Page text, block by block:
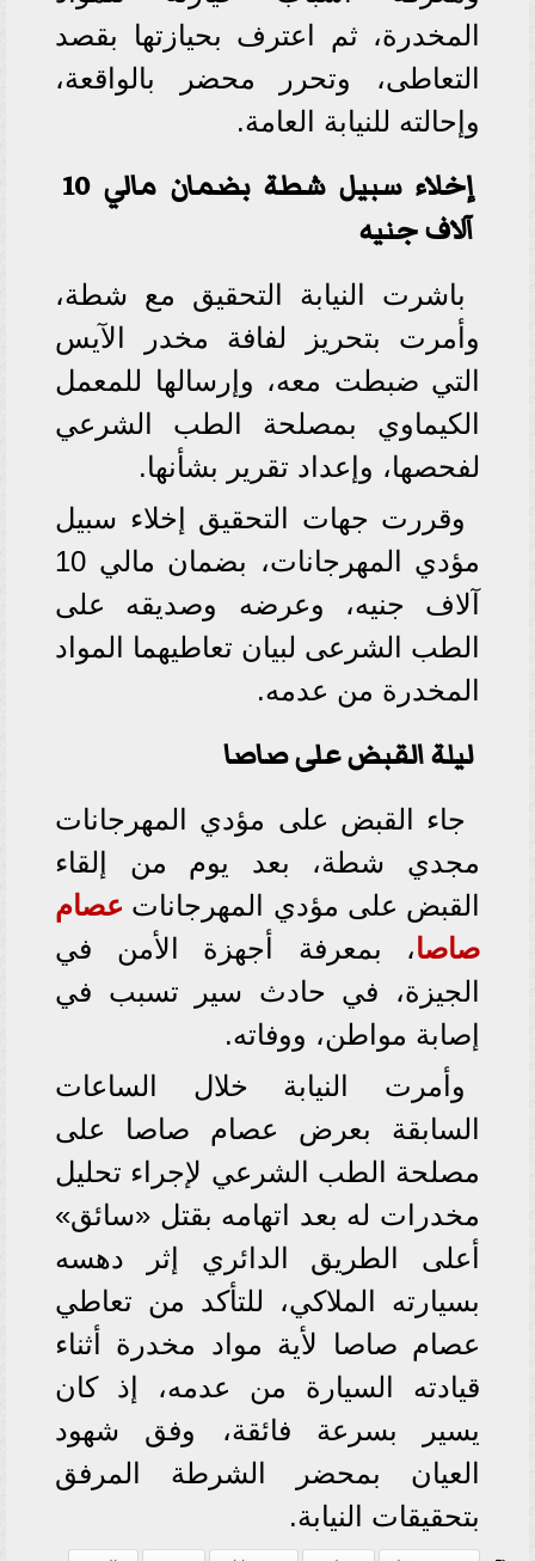
المخدرة، ثم اعترف بحيازتها بقصد
التعاطى، وتحرر محضر بالواقعة،
وإحالته للنيابة العامة.
إخلاء سبيل شطة بضمان مالي 10
آلاف جنيه
باشرت النيابة التحقيق مع شطة،
وأمرت بتحريز لفافة مخدر الآيس
التي ضبطت معه، وإرسالها للمعمل
الكيماوي بمصلحة الطب الشرعي
لفحصها، وإعداد تقرير بشأنها.
وقررت جهات التحقيق إخلاء سبيل
مؤدي المهرجانات، بضمان مالي 10
آلاف جنيه، وعرضه وصديقه على
الطب الشرعى لبيان تعاطيهما المواد
المخدرة من عدمه.
ليلة القبض على صاصا
جاء القبض على مؤدي المهرجانات
مجدي شطة، بعد يوم من إلقاء
القبض على مؤدي المهرجانات عصام
صاصا، بمعرفة أجهزة الأمن في
الجيزة، في حادث سير تسبب في
إصابة مواطن، ووفاته.
وأمرت النيابة خلال الساعات
السابقة بعرض عصام صاصا على
مصلحة الطب الشرعي لإجراء تحليل
مخدرات له بعد اتهامه بقتل «سائق»
أعلى الطريق الدائري إثر دهسه
بسيارته الملاكي، للتأكد من تعاطي
عصام صاصا لأية مواد مخدرة أثناء
قيادته السيارة من عدمه، إذ كان
يسير بسرعة فائقة، وفق شهود
العيان بمحضر الشرطة المرفق
بتحقيقات النيابة.